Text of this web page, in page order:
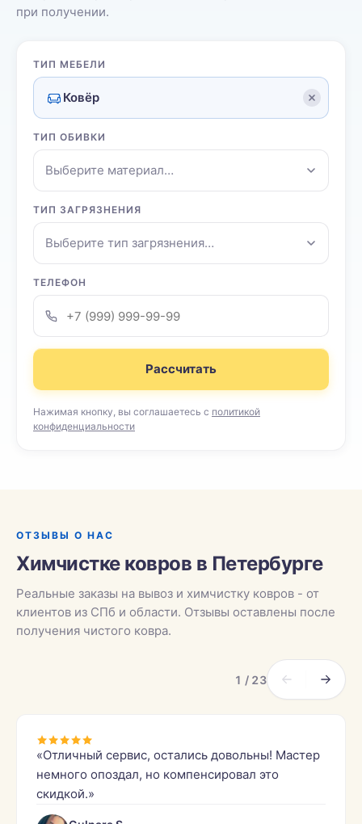
при получении.
ТИП МЕБЕЛИ
Ковёр
ТИП ОБИВКИ
Выберите материал…
ТИП ЗАГРЯЗНЕНИЯ
Выберите тип загрязнения…
ТЕЛЕФОН
Рассчитать
Нажимая кнопку, вы соглашаетесь с политикой
конфиденциальности
ОТЗЫВЫ О НАС
Химчистке ковров в Петербурге
Реальные заказы на вывоз и химчистку ковров - от
клиентов из СПб и области. Отзывы оставлены после
получения чистого ковра.
1 / 23
«Отличный сервис, остались довольны! Мастер
немного опоздал, но компенсировал это
скидкой.»